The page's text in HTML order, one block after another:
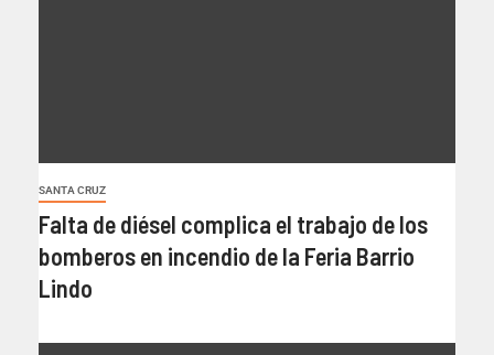
SANTA CRUZ
Falta de diésel complica el trabajo de los
bomberos en incendio de la Feria Barrio
Lindo